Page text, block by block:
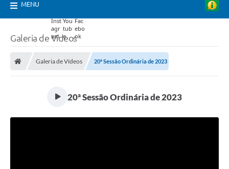
MENU
Galeria de Vídeos
Galeria de Vídeos 20ª Sessão Ordinária de 2023
20ª Sessão Ordinária de 2023